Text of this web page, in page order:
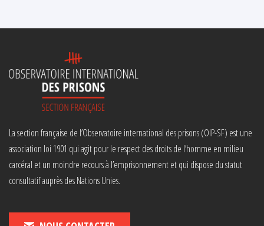
La section française de l’Observatoire international des prisons (OIP-SF) est une
association loi 1901 qui agit pour le respect des droits de l’homme en milieu
carcéral et un moindre recours à l’emprisonnement et qui dispose du statut
consultatif auprès des Nations Unies.